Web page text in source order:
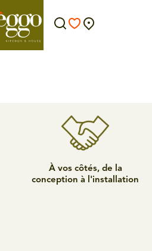
À vos côtés, de la
conception à l'installation